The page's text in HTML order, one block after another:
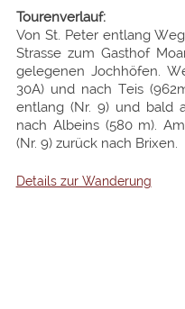
Tourenverlauf:
Von St. Peter entlang
Strasse zum Gasthof
gelegenen Jochhöfen.
30A) und nach Teis
entlang (Nr. 9) und bald
nach Albeins (580 m).
(Nr. 9) zurück nach Brixen.
Details zur Wanderung